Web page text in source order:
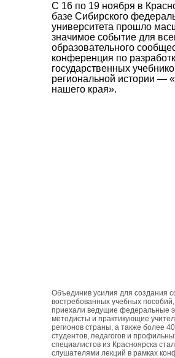
Объединив усилия для создания
востребованных учебных
приехали ведущие федеральные
методисты и практикующие
регионов страны, а также более
студентов, педагогов и
специалистов из Красноярска
слушателями лекций в рамках
С 16 по 19 ноября в
базе Сибирского
университета прошло
значимое событие для
образовательного
конференция по
государственных
региональной истории —
нашего края».